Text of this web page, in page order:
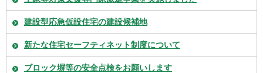
建設型応急仮設住宅の建設候補地
新たな住宅セーフティネット制度について
ブロック塀等の安全点検をお願いします